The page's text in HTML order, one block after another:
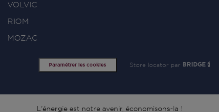
VOLVIC
RIOM
MOZAC
Paramétrer les cookies Store locator par BRIDGE
L'énergie est notre avenir, économisons-la !